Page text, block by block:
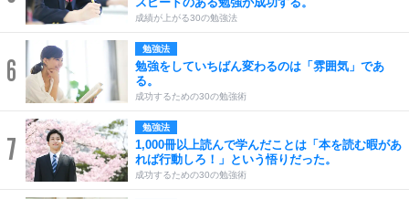
成績が上がる30の勉強法
6
勉強法
勉強をしていちばん変わるのは「雰囲気」であ
る。
成功するための30の勉強術
7
勉強法
1,000冊以上読んで学んだことは「本を読む暇があ
れば行動しろ！」という悟りだった。
成功するための30の勉強術